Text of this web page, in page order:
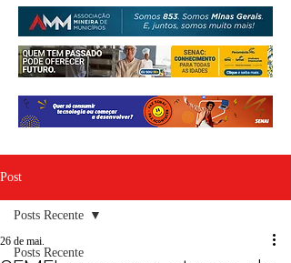
Post
Posts Recente
Posts Recente
26 de mai.